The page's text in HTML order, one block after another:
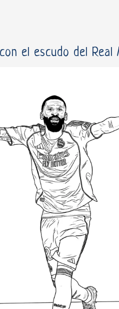
el escudo del Real